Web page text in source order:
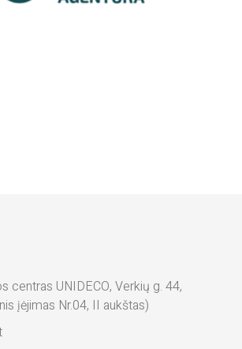
centras UNIDECO, Verkių g. 44,
įėjimas Nr.04, II aukštas)